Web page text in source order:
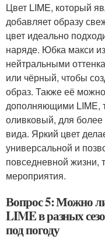
Цвет LIME, который
добавляет образу
цвет идеально
наряде. Юбка макси
нейтральными
или чёрный, чтобы
образ. Также её
дополняющими LIME,
оливковый, для более
вида. Яркий цвет
универсальной и
повседневной жизни,
мероприятия.
Вопрос 5: Можно
LIME в разных
под погоду